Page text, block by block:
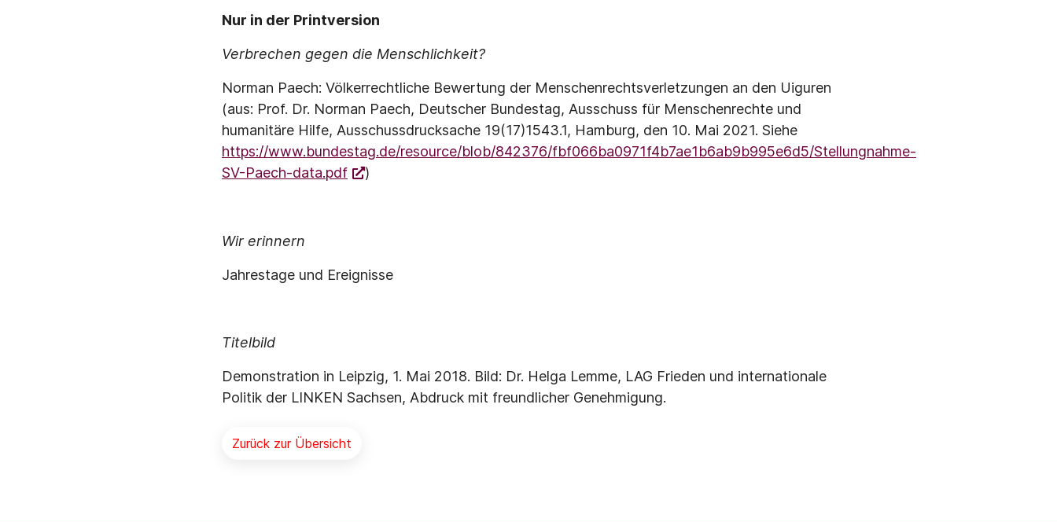
Nur in der Printversion
Verbrechen gegen die Menschlichkeit?
Norman Paech: Völkerrechtliche Bewertung der Menschenrechtsverletzungen an den Uiguren
(aus: Prof. Dr. Norman Paech, Deutscher Bundestag, Ausschuss für Menschenrechte und
humanitäre Hilfe, Ausschussdrucksache 19(17)1543.1, Hamburg, den 10. Mai 2021. Siehe
https://www.bundestag.de/resource/blob/842376/fbf066ba0971f4b7ae1b6ab9b995e6d5/Stellungnahme-
SV-Paech-data.pdf
)
Wir erinnern
Jahrestage und Ereignisse
Titelbild
Demonstration in Leipzig, 1. Mai 2018. Bild: Dr. Helga Lemme, LAG Frieden und internationale
Politik der LINKEN Sachsen, Abdruck mit freundlicher Genehmigung.
Zurück zur Übersicht